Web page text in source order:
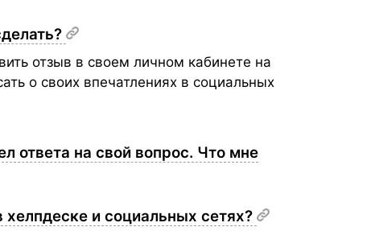
отзыв в своем личном кабинете на
о своих впечатлениях в социальных
ответа на свой вопрос. Что мне
и социальных сетях?